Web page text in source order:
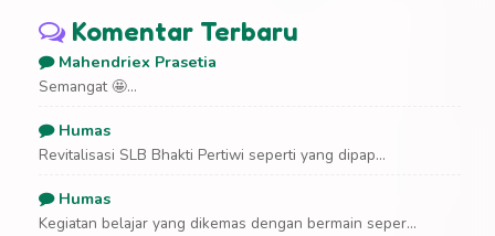
Komentar Terbaru
Mahendriex Prasetia
Semangat 🤩...
Humas
Revitalisasi SLB Bhakti Pertiwi seperti yang dipap...
Humas
Kegiatan belajar yang dikemas dengan bermain seper...